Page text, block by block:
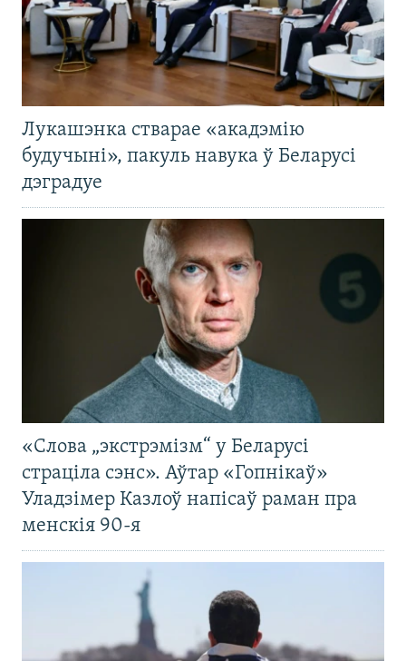
Лукашэнка стварае «акадэмію
будучыні», пакуль навука ў Беларусі
дэградуе
«Слова „экстрэмізм“ у Беларусі
страціла сэнс». Аўтар «Гопнікаў»
Уладзімер Казлоў напісаў раман пра
менскія 90-я